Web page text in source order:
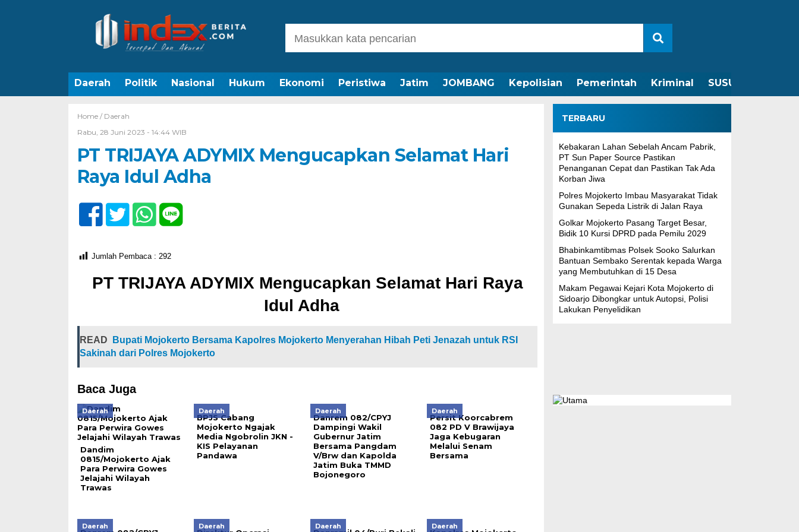
Daerah Politik Nasional Hukum Ekonomi Peristiwa Jatim JOMBANG Kepolisian Pemerintah Kriminal SUSUNAN
Home / Daerah
Rabu, 28 Juni 2023 - 14:44 WIB
PT TRIJAYA ADYMIX Mengucapkan Selamat Hari
Raya Idul Adha
Jumlah Pembaca : 292
PT TRIJAYA ADYMIX Mengucapkan Selamat Hari Raya
Idul Adha
READ
Bupati Mojokerto Bersama Kapolres Mojokerto Menyerahan Hibah Peti Jenazah untuk RSI
Sakinah dari Polres Mojokerto
Baca Juga
Daerah
Dandim
0815/Mojokerto Ajak
Para Perwira Gowes
Jelajahi Wilayah
Trawas
Daerah
BPJS Cabang
Mojokerto Ngajak
Media Ngobrolin JKN -
KIS Pelayanan
Pandawa
Daerah
Danrem 082/CPYJ
Dampingi Wakil
Gubernur Jatim
Bersama Pangdam
V/Brw dan Kapolda
Jatim Buka TMMD
Bojonegoro
Daerah
Persit Koorcabrem
082 PD V Brawijaya
Jaga Kebugaran
Melalui Senam
Bersama
Daerah Daerah Daerah Daerah
TERBARU
Kebakaran Lahan Sebelah Ancam Pabrik,
PT Sun Paper Source Pastikan
Penanganan Cepat dan Pastikan Tak Ada
Korban Jiwa
Polres Mojokerto Imbau Masyarakat Tidak
Gunakan Sepeda Listrik di Jalan Raya
Golkar Mojokerto Pasang Target Besar,
Bidik 10 Kursi DPRD pada Pemilu 2029
Bhabinkamtibmas Polsek Sooko Salurkan
Bantuan Sembako Serentak kepada Warga
yang Membutuhkan di 15 Desa
Makam Pegawai Kejari Kota Mojokerto di
Sidoarjo Dibongkar untuk Autopsi, Polisi
Lakukan Penyelidikan